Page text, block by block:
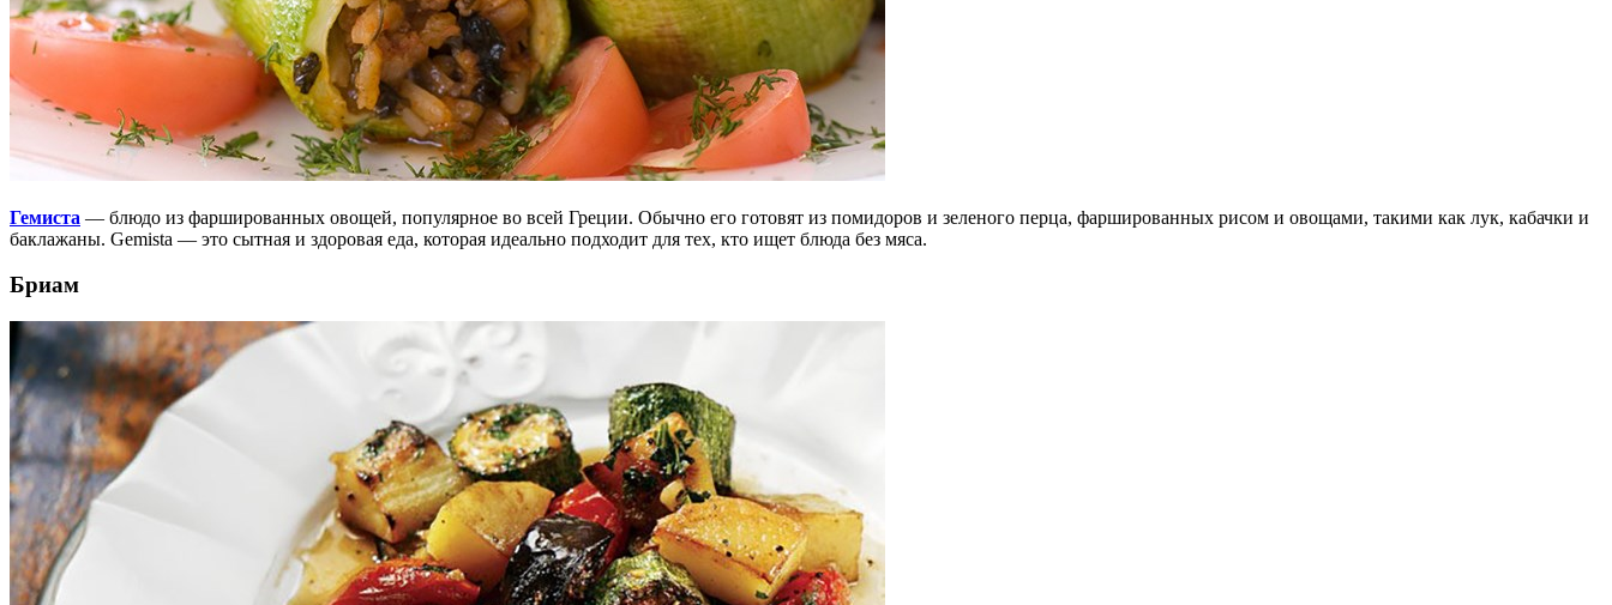
Гемиста — блюдо из фаршированных овощей, популярное во всей Греции. Обычно его готовят из помидоров и зеленого перца, фаршированных рисом и овощами, такими как лук, кабачки и
баклажаны. Gemista — это сытная и здоровая еда, которая идеально подходит для тех, кто ищет блюда без мяса.
Бриам